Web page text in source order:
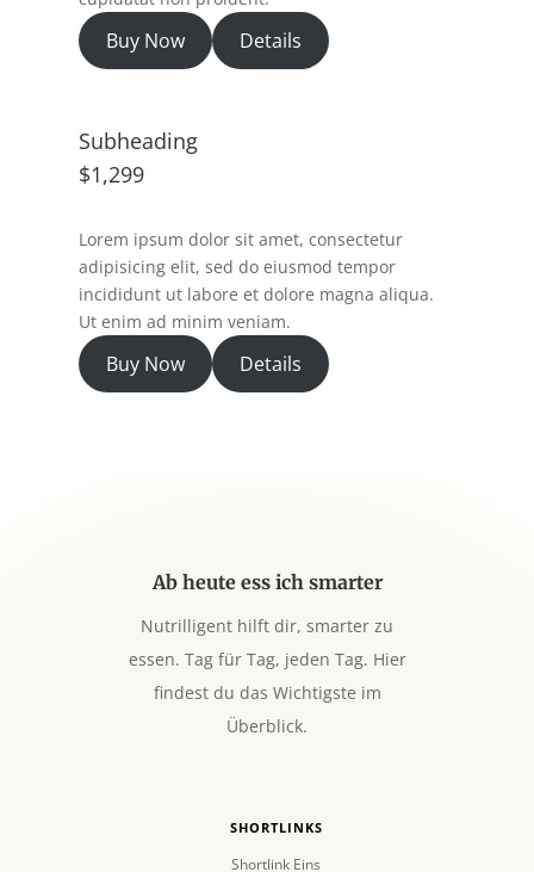
Buy Now Details
Subheading
$1,299
Lorem ipsum dolor sit amet, consectetur
adipisicing elit, sed do eiusmod tempor
incididunt ut labore et dolore magna aliqua.
Ut enim ad minim veniam.
Buy Now Details
Ab heute ess ich smarter
Nutrilligent hilft dir, smarter zu
essen. Tag für Tag, jeden Tag. Hier
findest du das Wichtigste im
Überblick.
SHORTLINKS
Shortlink Eins